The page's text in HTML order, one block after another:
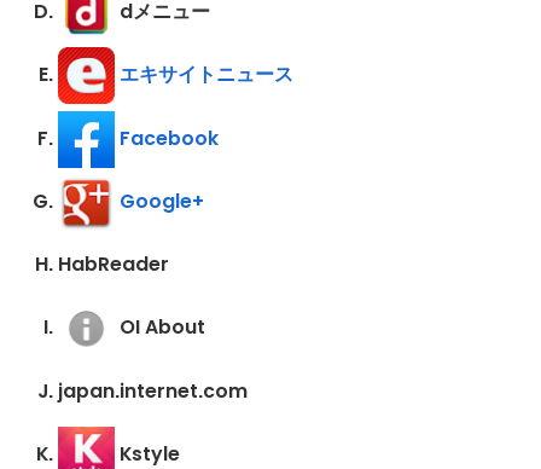
dメニュー
エキサイトニュース
Facebook
Google+
HabReader
OI About
japan.internet.com
Kstyle